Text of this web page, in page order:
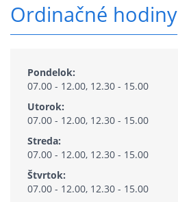
Ordinačné hodiny
Pondelok:
07.00 - 12.00, 12.30 - 15.00
Utorok:
07.00 - 12.00, 12.30 - 15.00
Streda:
07.00 - 12.00, 12.30 - 15.00
Štvrtok:
07.00 - 12.00, 12.30 - 15.00